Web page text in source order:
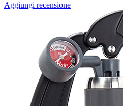
Aggiungi recensione